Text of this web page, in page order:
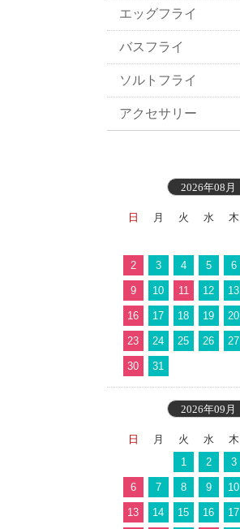
エッグフライ
バスフライ
ソルトフライ
アクセサリー
2026年08月
日 月 火 水 木
2 3 4 5 6
9 10 11 12 13
16 17 18 19 20
23 24 25 26 27
30 31
2026年09月
日 月 火 水 木
1
2 3
6 7 8 9 10
13 14 15 16 17